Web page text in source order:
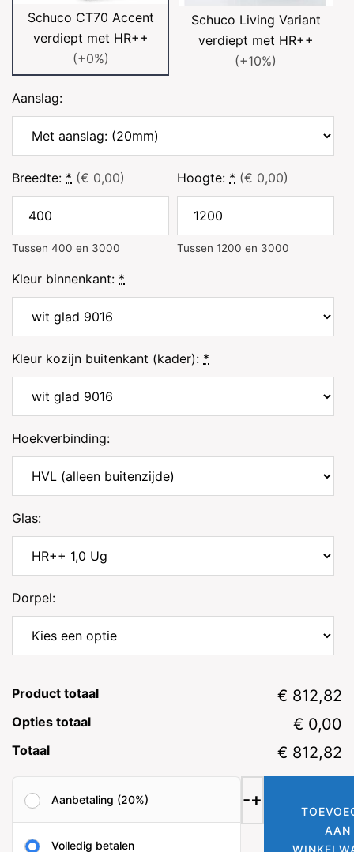
Schuco CT70 Accent
verdiept met HR++
(+0%)
Schuco Living Variant
verdiept met HR++
(+10%)
Aanslag:
Breedte: * (€ 0,00)
Tussen 400 en 3000
Hoogte: * (€ 0,00)
Tussen 1200 en 3000
Kleur binnenkant: *
Kleur kozijn buitenkant (kader): *
Hoekverbinding:
Glas:
Dorpel:
Product totaal € 812,82
Opties totaal € 0,00
Totaal € 812,82
Aanbetaling (20%)
Volledig betalen
- kunststof
kozijn
+
AAN